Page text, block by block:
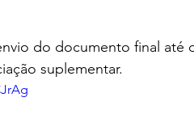
do documento final até
suplementar.